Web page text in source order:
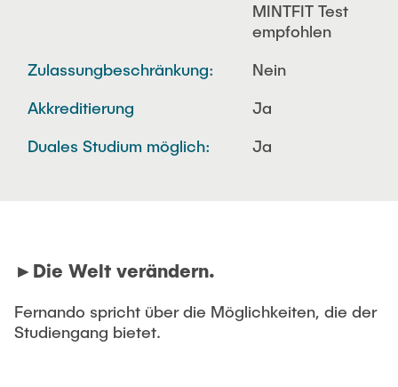
MINTFIT Test
empfohlen
Zulassungbeschränkung:
Nein
Akkreditierung
Ja
Duales Studium möglich:
Ja
►Die Welt verändern.
Fernando spricht über die Möglichkeiten, die der
Studiengang bietet.